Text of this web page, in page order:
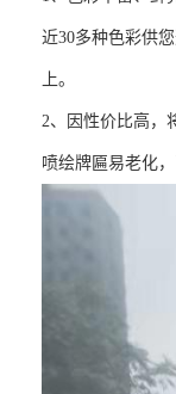
近30多种色彩供
上。
2、因性价比高，
喷绘牌匾易老化